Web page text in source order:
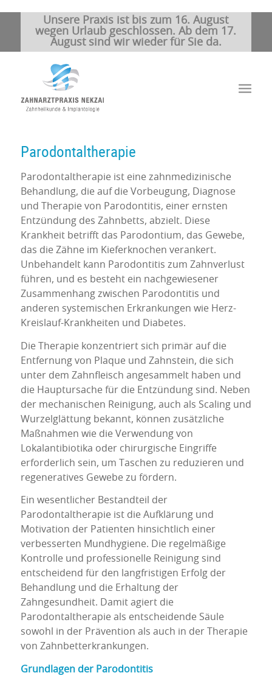
Unsere Praxis ist bis zum 16. August
wegen Urlaub geschlossen. Ab dem 17.
August sind wir wieder für Sie da.
Parodontaltherapie
Parodontaltherapie ist eine zahnmedizinische
Behandlung, die auf die Vorbeugung, Diagnose
und Therapie von Parodontitis, einer ernsten
Entzündung des Zahnbetts, abzielt. Diese
Krankheit betrifft das Parodontium, das Gewebe,
das die Zähne im Kieferknochen verankert.
Unbehandelt kann Parodontitis zum Zahnverlust
führen, und es besteht ein nachgewiesener
Zusammenhang zwischen Parodontitis und
anderen systemischen Erkrankungen wie Herz-
Kreislauf-Krankheiten und Diabetes.
Die Therapie konzentriert sich primär auf die
Entfernung von Plaque und Zahnstein, die sich
unter dem Zahnfleisch angesammelt haben und
die Hauptursache für die Entzündung sind. Neben
der mechanischen Reinigung, auch als Scaling und
Wurzelglättung bekannt, können zusätzliche
Maßnahmen wie die Verwendung von
Lokalantibiotika oder chirurgische Eingriffe
erforderlich sein, um Taschen zu reduzieren und
regeneratives Gewebe zu fördern.
Ein wesentlicher Bestandteil der
Parodontaltherapie ist die Aufklärung und
Motivation der Patienten hinsichtlich einer
verbesserten Mundhygiene. Die regelmäßige
Kontrolle und professionelle Reinigung sind
entscheidend für den langfristigen Erfolg der
Behandlung und die Erhaltung der
Zahngesundheit. Damit agiert die
Parodontaltherapie als entscheidende Säule
sowohl in der Prävention als auch in der Therapie
von Zahnbetterkrankungen.
Grundlagen der Parodontitis